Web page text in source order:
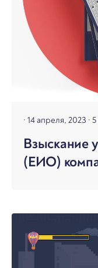
14 апреля, 2023
Взыскание
(ЕИО)